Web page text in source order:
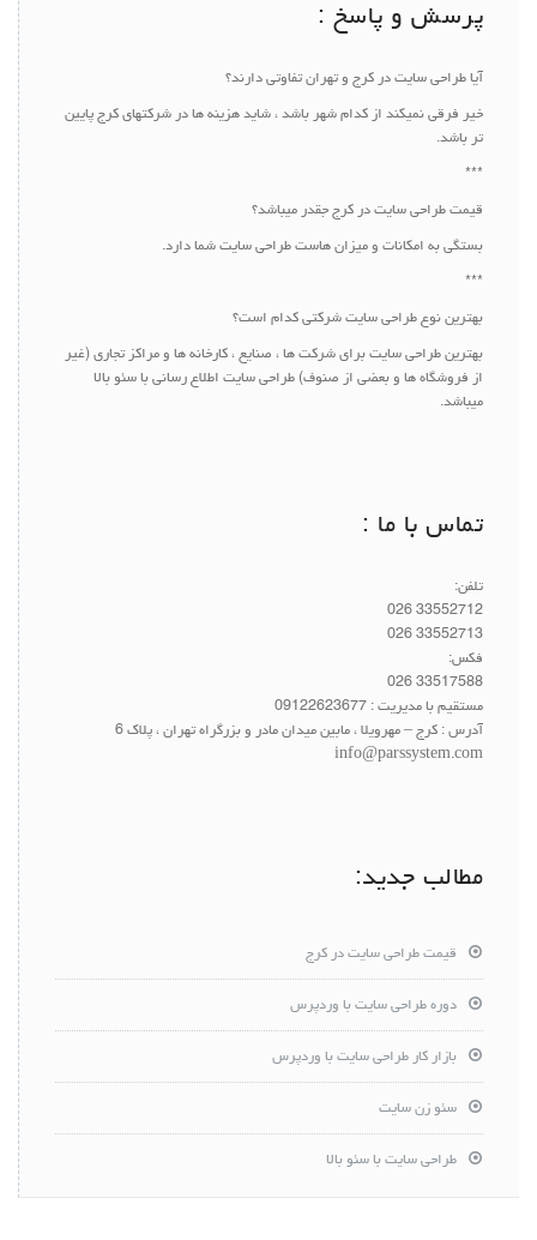
پرسش و پاسخ :
آیا طراحی سایت در کرج و تهران تفاوتی دارند؟
خیر فرقی نمیکند از کدام شهر باشد ، شاید هزینه ها در شرکتهای کرج پایین
تر باشد.
***
قیمت طراحی سایت در کرج جقدر میباشد؟
بستگی به امکانات و میزان هاست طراحی سایت شما دارد.
***
بهترین نوع طراحی سایت شرکتی کدام است؟
بهترین طراحی سایت برای شرکت ها ، صنایع ، کارخانه ها و مراکز تجاری (غیر
از فروشگاه ها و بعضی از صنوف) طراحی سایت اطلاع رسانی با سئو بالا
میباشد.
تماس با ما :
تلفن:
33552712 026
33552713 026
فکس:
33517588 026
مستقیم با مدیریت : 09122623677
آدرس : کرج – مهرویلا ، مابین میدان مادر و بزرگراه تهران ، پلاک 6
info@parssystem.com
مطالب جدید:
قیمت طراحی سایت در کرج
دوره طراحی سایت با وردپرس
بازار کار طراحی سایت با وردپرس
سئو زن سایت
طراحی سایت با سئو بالا